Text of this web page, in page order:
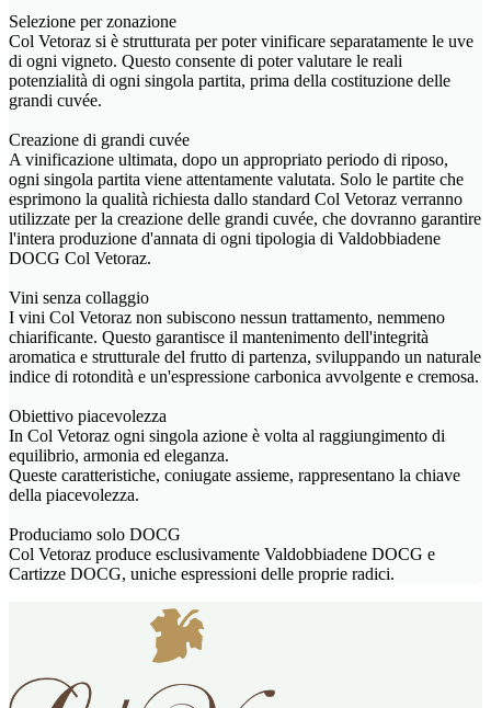
Selezione per zonazione
Col Vetoraz si è strutturata per poter vinificare separatamente le uve
di ogni vigneto. Questo consente di poter valutare le reali
potenzialità di ogni singola partita, prima della costituzione delle
grandi cuvée.
Creazione di grandi cuvée
A vinificazione ultimata, dopo un appropriato periodo di riposo,
ogni singola partita viene attentamente valutata. Solo le partite che
esprimono la qualità richiesta dallo standard Col Vetoraz verranno
utilizzate per la creazione delle grandi cuvée, che dovranno garantire
l'intera produzione d'annata di ogni tipologia di Valdobbiadene
DOCG Col Vetoraz.
Vini senza collaggio
I vini Col Vetoraz non subiscono nessun trattamento, nemmeno
chiarificante. Questo garantisce il mantenimento dell'integrità
aromatica e strutturale del frutto di partenza, sviluppando un naturale
indice di rotondità e un'espressione carbonica avvolgente e cremosa.
Obiettivo piacevolezza
In Col Vetoraz ogni singola azione è volta al raggiungimento di
equilibrio, armonia ed eleganza.
Queste caratteristiche, coniugate assieme, rappresentano la chiave
della piacevolezza.
Produciamo solo DOCG
Col Vetoraz produce esclusivamente Valdobbiadene DOCG e
Cartizze DOCG, uniche espressioni delle proprie radici.